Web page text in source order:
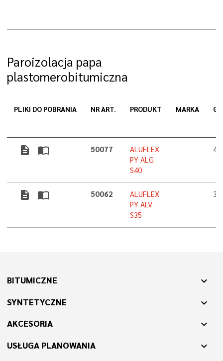
Paroizolacja papa
plastomerobitumiczna
PLIKI DO POBRANIA NR ART. PRODUKT MARKA
description import_contacts 50077
ALUFLEX
PY ALG
S40
description import_contacts 50062
ALUFLEX
PY ALV
S35
BITUMICZNE expand_more
SYNTETYCZNE expand_more
AKCESORIA expand_more
USŁUGA PLANOWANIA expand_more